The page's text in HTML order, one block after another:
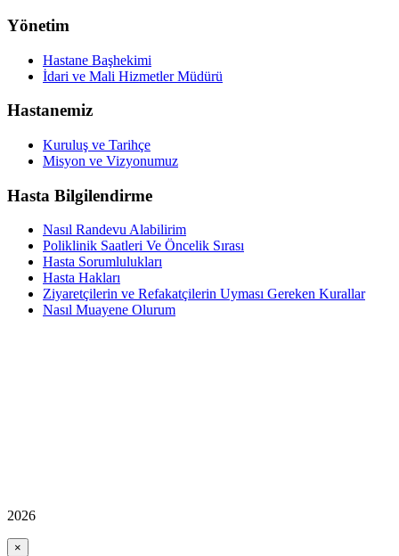
Yönetim
Hastane Başhekimi
İdari ve Mali Hizmetler Müdürü
Hastanemiz
Kuruluş ve Tarihçe
Misyon ve Vizyonumuz
Hasta Bilgilendirme
Nasıl Randevu Alabilirim
Poliklinik Saatleri Ve Öncelik Sırası
Hasta Sorumlulukları
Hasta Hakları
Ziyaretçilerin ve Refakatçilerin Uyması Gereken Kurallar
Nasıl Muayene Olurum
2026
×